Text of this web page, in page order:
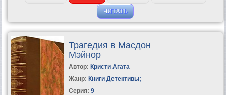
ЧИТАТЬ
Трагедия в Масдон
Мэйнор
Автор: Кристи Агата
Жанр: Книги Детективы;
Серия: 9